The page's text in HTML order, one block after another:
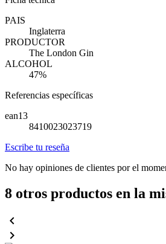
PAIS
Inglaterra
PRODUCTOR
The London Gin
ALCOHOL
47%
Referencias específicas
ean13
8410023023719
Escribe tu reseña
No hay opiniones de clientes por el
8 otros productos en la

